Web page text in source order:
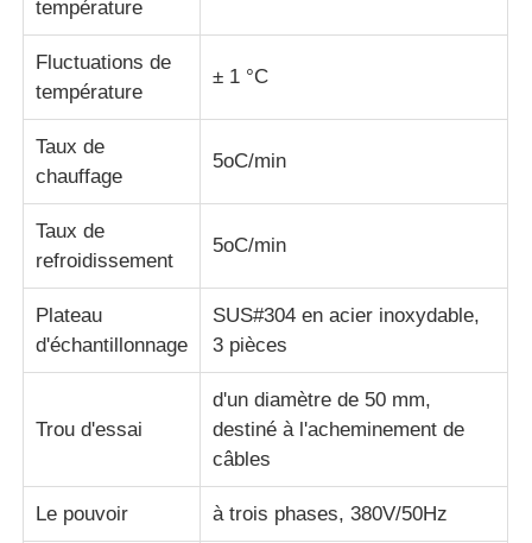
température
Fluctuations de
température
± 1 °C
Taux de
chauffage
5oC/min
Taux de
refroidissement
5oC/min
Plateau
d'échantillonnage
SUS#304 en acier inoxydable,
3 pièces
Trou d'essai
d'un diamètre de 50 mm,
destiné à l'acheminement de
câbles
Le pouvoir à trois phases, 380V/50Hz